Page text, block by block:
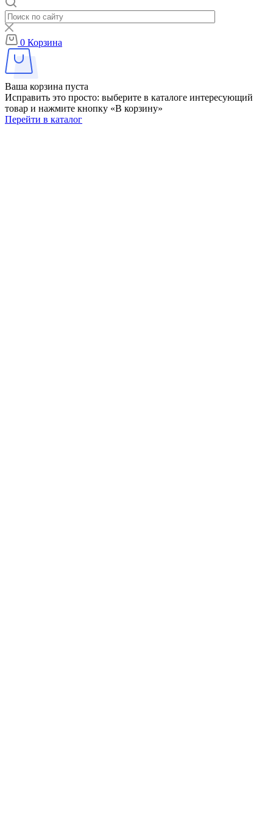
0 Корзина
Ваша корзина пуста
Исправить это просто: выберите в каталоге интересующий
товар и нажмите кнопку «В корзину»
Перейти в каталог